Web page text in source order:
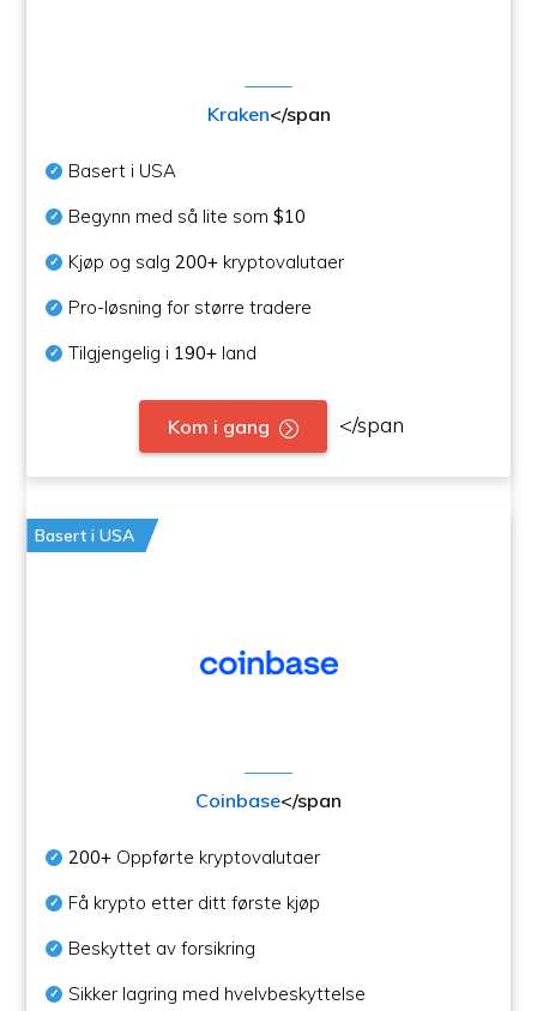
Kraken</span
Basert i USA
Begynn med så lite som$10
Kjøp og salg200+ kryptovalutaer
Pro-løsning for større tradere
Tilgjengelig i 190+ land
Kom i gang </span
Basert i USA
Coinbase</span
200+ Oppførte kryptovalutaer
Få krypto etter ditt første kjøp
Beskyttet av forsikring
Sikker lagring med hvelvbeskyttelse